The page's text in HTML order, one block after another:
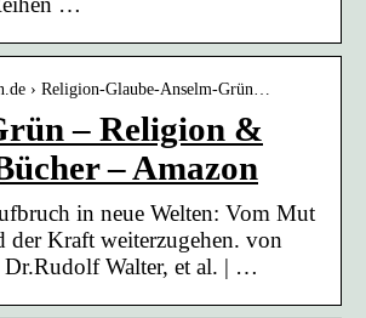
› Religion-Glaube-Anselm-Grün…
– Religion &
– Amazon
in neue Welten: Vom Mut
der Kraft weiterzugehen. von
Walter, et al. | …